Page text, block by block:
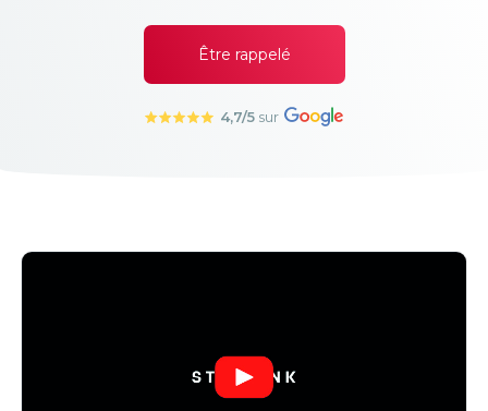
Être rappelé
4,7/5sur